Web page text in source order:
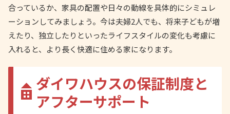
合っているか、家具の配置や日々の動線を具体的にシミュレ
ーションしてみましょう。今は夫婦2人でも、将来子どもが増
えたり、独立したりといったライフスタイルの変化も考慮に
入れると、より長く快適に住める家になります。
ダイワハウスの保証制度と
アフターサポート